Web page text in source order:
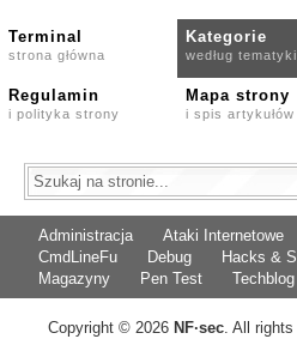
Terminal
strona główna
Kategorie
według tematyki
Regulamin
i polityka strony
Mapa strony
i spis artykułów
Administracja Ataki Internetowe
CmdLineFu
Debug Hacks &
Magazyny
Pen Test Techblog
Copyright © 2026 NF·sec. All